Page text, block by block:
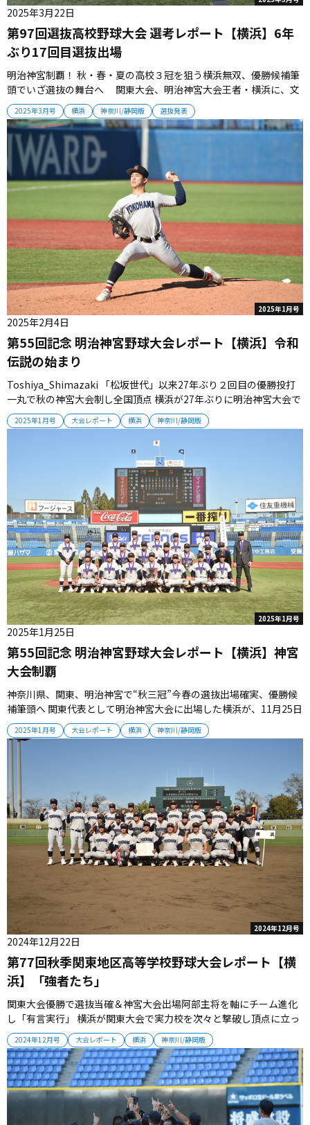
2025年3月号 横浜 神奈川/静岡版 選抜発表
第97回選抜高校野球大会 選考レポート【横浜】6年
ぶり17回目選抜出場
2025年3月22日
明治神宮制覇！ 秋・春・夏の高校３冠を狙う横浜無双、優勝候補筆
頭でいざ選抜の舞台へ 関東大会、明治神宮大会王者・横浜に、文
句なしの選抜切符が届いた。６年ぶり17回目の選抜出場となる名門
は、2006年春以来の選抜全国制覇を狙って甲子園へ乗り込んでい
く。 ■秋公式戦15連勝で明治神宮制覇 入学以来ずっと悔し涙を流し
てきた...
2025年1月号
2025年1月号 大会レポート 横浜 神奈川/静岡版
第55回記念 明治神宮野球大会レポート【横浜】令和
伝説の始まり
2025年2月4日
Toshiya_Shimazaki 「松坂世代」以来27年ぶり２回目の優勝投打
一丸で秋の神宮大会制し全国頂点 横浜が27年ぶりに明治神宮大会で
優勝を果たした。神奈川県、関東、明治神宮の３大会を制したチー
ムは、一戦ごとに力強さを増して秋の全国頂点にたどり着いた。明
治神宮大会で栄冠をつかみ取った横浜は、選抜、夏甲子園での全...
2025年1月号
2025年1月号 大会レポート 横浜 神奈川/静岡版
第55回記念 明治神宮野球大会レポート【横浜】神宮
大会制覇
2025年1月25日
神奈川県、関東、明治神宮で“秋三冠”今春の選抜出場確実、優勝候
補筆頭へ 関東代表として明治神宮大会に出場した横浜が、11月25日
の決勝戦で広島商に４対３で勝利し27年ぶり２回目の優勝を飾っ
た。神奈川県大会、関東大会、明治神宮大会で優勝し“秋三冠”を達
2024年12月号
2024年12月号 大会レポート 横浜 神奈川/静岡版
第77回秋季関東地区高等学校野球大会レポート【横
浜】「強者たち」
2024年12月22日
関東大会優勝で選抜当確＆神宮大会出場阿部主将を軸にチーム進化
し「有言実行」 横浜が関東大会で実力校を次々と撃破し頂点に立っ
た。過去２年、悔しさを味わってきたチームは、保土ケ谷球場での
３試合で底知れぬ強さを発揮した。 ■スーパーシードの重圧の中で
神奈川１位の横浜は、１勝すればベスト４進出のスーパーシードで
関東大会へ挑ん...